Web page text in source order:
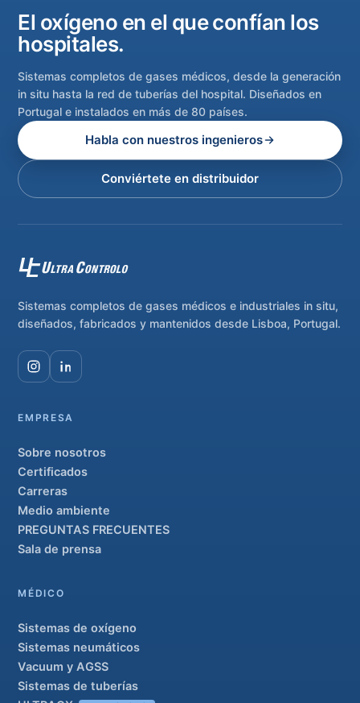
El oxígeno en el que confían los
hospitales.
Sistemas completos de gases médicos, desde la generación
in situ hasta la red de tuberías del hospital. Diseñados en
Portugal e instalados en más de 80 países.
Habla con nuestros ingenieros
Conviértete en distribuidor
Sistemas completos de gases médicos e industriales in situ,
diseñados, fabricados y mantenidos desde Lisboa, Portugal.
EMPRESA
Sobre nosotros
Certificados
Carreras
Medio ambiente
PREGUNTAS FRECUENTES
Sala de prensa
MÉDICO
Sistemas de oxígeno
Sistemas neumáticos
Vacuum y AGSS
Sistemas de tuberías